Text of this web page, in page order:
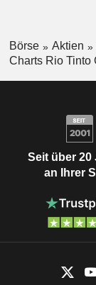
Börse Aktien
Charts Rio Tinto
Seit über 20
an Ihrer